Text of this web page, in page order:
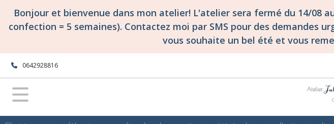
Bonjour et bienvenue dans mon atelier! L'atelier sera fermé du 14/08
confection = 5 semaines). Contactez moi par SMS pour des demandes
vous souhaite un bel été et vous
0642928816